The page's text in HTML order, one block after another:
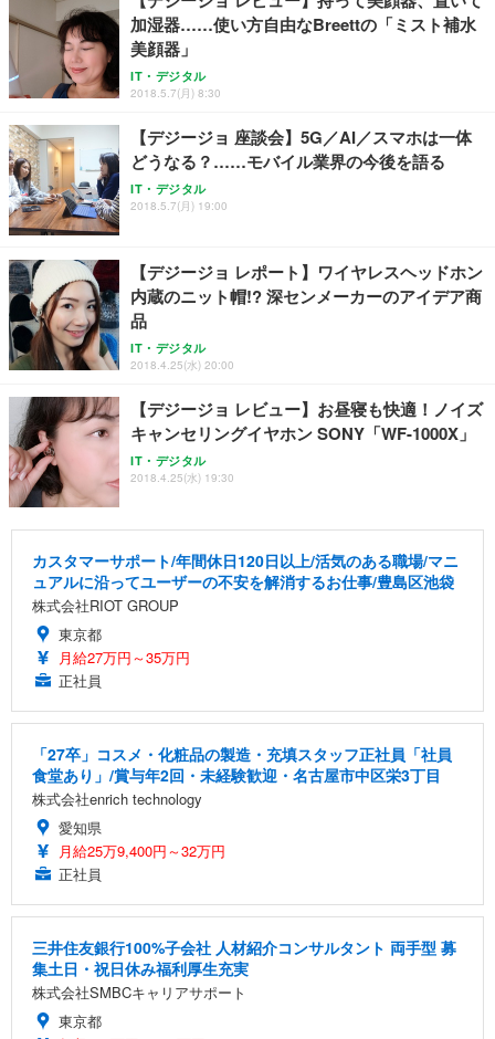
加湿器……使い方自由なBreettの「ミスト補水
美顔器」
IT・デジタル
2018.5.7(月) 8:30
【デジージョ 座談会】5G／AI／スマホは一体
どうなる？……モバイル業界の今後を語る
IT・デジタル
2018.5.7(月) 19:00
【デジージョ レポート】ワイヤレスヘッドホン
内蔵のニット帽!? 深センメーカーのアイデア商
品
IT・デジタル
2018.4.25(水) 20:00
【デジージョ レビュー】お昼寝も快適！ノイズ
キャンセリングイヤホン SONY「WF-1000X」
IT・デジタル
2018.4.25(水) 19:30
カスタマーサポート/年間休日120日以上/活気のある職場/マニ
ュアルに沿ってユーザーの不安を解消するお仕事/豊島区池袋
株式会社RIOT GROUP
東京都
月給27万円～35万円
正社員
「27卒」コスメ・化粧品の製造・充填スタッフ正社員「社員
食堂あり」/賞与年2回・未経験歓迎・名古屋市中区栄3丁目
株式会社enrich technology
愛知県
月給25万9,400円～32万円
正社員
三井住友銀行100%子会社 人材紹介コンサルタント 両手型 募
集土日・祝日休み福利厚生充実
株式会社SMBCキャリアサポート
東京都